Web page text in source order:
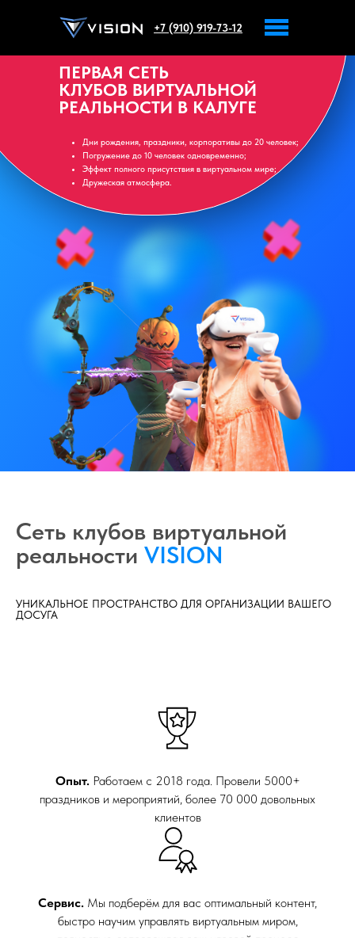
+7 (910) 919-73-12
Дни рождения, праздники, корпоративы до 20 человек;
Погружение до 10 человек одновременно;
Эффект полного присутствия в виртуальном мире;
Дружеская атмосфера.
ПЕРВАЯ СЕТЬ
КЛУБОВ ВИРТУАЛЬНОЙ
РЕАЛЬНОСТИ В КАЛУГЕ
Сеть клубов виртуальной
реальности VISION
УНИКАЛЬНОЕ ПРОСТРАНСТВО ДЛЯ ОРГАНИЗАЦИИ ВАШЕГО
ДОСУГА
Опыт.Работаем с 2018 года. Провели 5000+
праздников и мероприятий, более 70 000 довольных
клиентов
Сервис. Мы подберём для вас оптимальный контент,
быстро научим управлять виртуальным миром,